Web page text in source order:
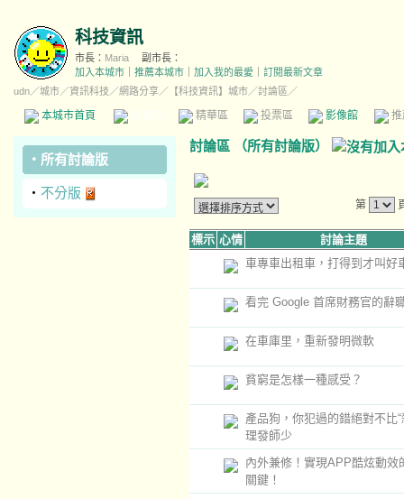
科技資訊
市長： Maria
副市長：
加入本城市
推薦本城市 加入我的最愛
訂閱最新文章
udn／城市／資訊科技 ／網路分享／ 【科技資訊】城市／討論區／
本城市首頁 精華區 投票區 影像館
‧ 所有討論版
‧ 不分版
討論區 （所有討論版）
第
標示 心情
討論主題
車專車出租車，打得到才叫好
看完 Google 首席財務官的辭
在車庫里，重新發明微軟
貧窮是怎樣一種感受？
產品狗，你犯過的錯絕對不比“
理發師少
內外兼修！實現APP酷炫動效
關鍵！